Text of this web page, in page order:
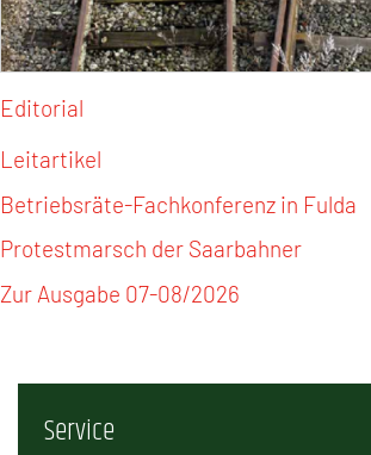
Zur Ausgabe 07-08/2026
Editorial
Leitartikel
Betriebsräte-Fachkonferenz in Fulda
Protestmarsch der Saarbahner
Service